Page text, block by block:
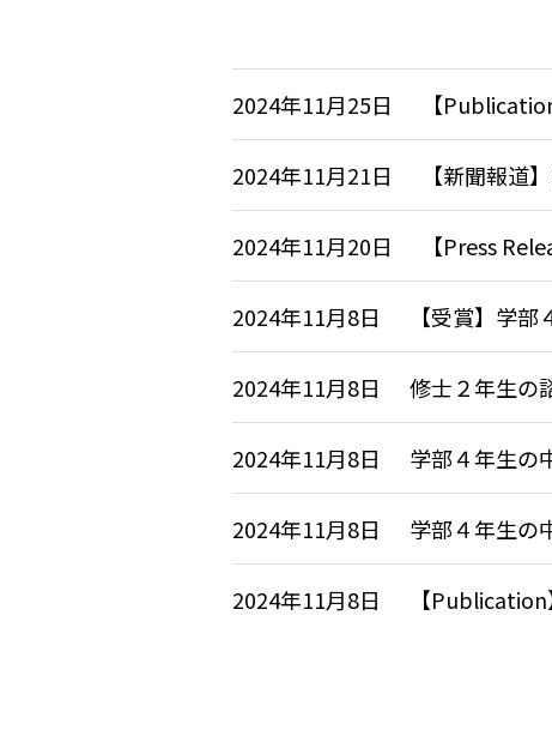
2024年11月25日 【
2024年11月21日 【新聞報道
2024年11月20日 【Press
2024年11月8日 【受賞】学
2024年11月8日 修士２年生の
2024年11月8日 学部４年生の
2024年11月8日 学部４年生の
2024年11月8日 【